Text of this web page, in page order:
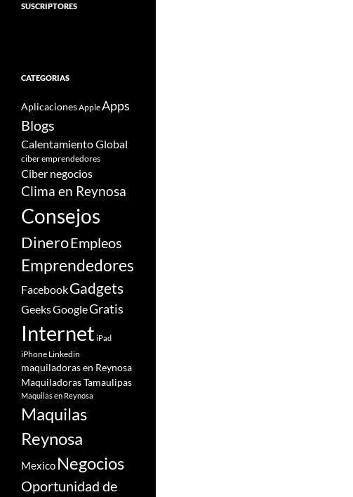
SUSCRIPTORES
CATEGORIAS
Aplicaciones AppleApps
Blogs
Calentamiento Global
ciber emprendedores
Ciber negocios
Clima en Reynosa
Consejos
DineroEmpleos
Emprendedores
FacebookGadgets
GeeksGoogleGratis
Internet iPad
iPhone Linkedin
maquiladoras en Reynosa
Maquiladoras Tamaulipas
Maquilas en Reynosa
Maquilas
Reynosa
Mexico Negocios
Oportunidad de